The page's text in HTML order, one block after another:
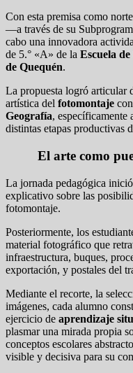
Con esta premisa como
—a través de su
cabo una innovadora
de 5.° «A» de la Escuela
de Quequén.
La propuesta logró articular
artística del fotomontaje
Geografía, específicamente
distintas etapas productivas
El arte como
La jornada pedagógica
explicativo sobre las
fotomontaje.
Posteriormente, los
material fotográfico que
infraestructura, buques,
exportación, y postales del
Mediante el recorte, la
imágenes, cada alumno
ejercicio de aprendizaje
plasmar una mirada propia
conceptos escolares
visible y decisiva para su